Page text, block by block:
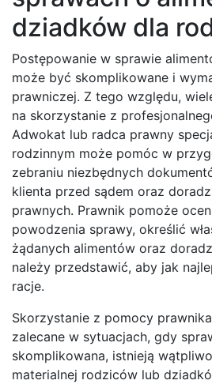
dziadków dla
Postępowanie w sprawie
może być skomplikowane i
prawniczej. Z tego względu,
na skorzystanie z
Adwokat lub radca prawny
rodzinnym może pomóc w
zebraniu niezbędnych
klienta przed sądem oraz
prawnych. Prawnik pomoże
powodzenia sprawy, określić
żądanych alimentów oraz
należy przedstawić, aby jak
racje.
Skorzystanie z pomocy
zalecane w sytuacjach, gdy
skomplikowana, istnieją
materialnej rodziców lub